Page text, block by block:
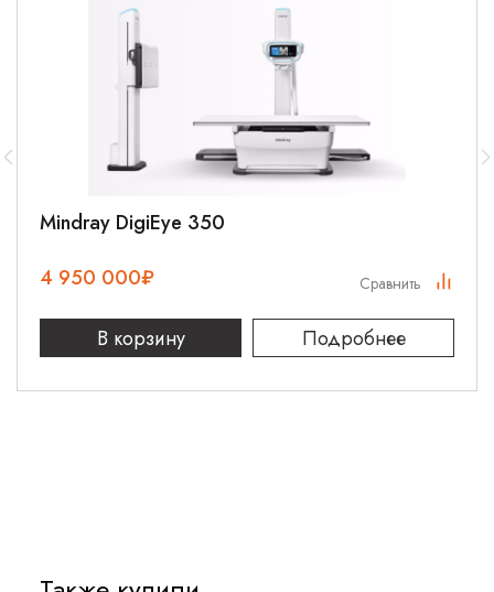
пациента и его импеданса (сопротивления);
Возможность использования как для взрослых, так и для
детей. Выбор детского режима осуществляется
переводом переключателя в соответствующее
положение (не требует ключа);
Голосовые подсказки по проведению реанимационных
действий на русском языке;
Степень защиты от пыли и влаги IP55;
дефибриллятора;
основных данных пациента и параметров
дефибриллятора;
Автоматическая настройка громкости в соответствии с
пацента менее 25 Ом и при импедансе более 300 Ом.
Mindray DigiEye 350
4 950 000₽
В корзину Подробнее
Сравнить